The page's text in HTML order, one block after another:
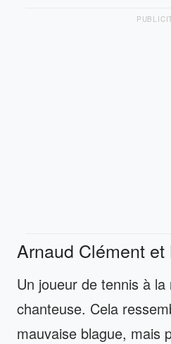
Arnaud Clément
Un joueur de tennis à
chanteuse. Cela
mauvaise blague, mais